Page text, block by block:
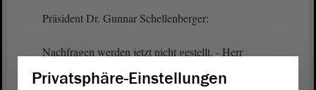
Präsident Dr. Gunnar Schellenberger:
Nachfragen werden jetzt nicht gestellt. - Herr
Privatsphäre-Einstellungen